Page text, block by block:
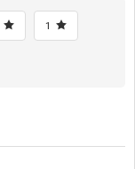
1